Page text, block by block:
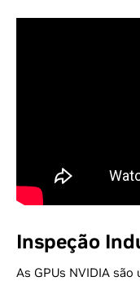
Inspeção
As GPUs NVIDIA